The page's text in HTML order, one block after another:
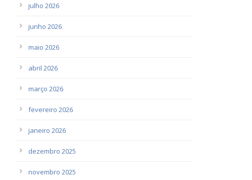
julho 2026
junho 2026
maio 2026
abril 2026
março 2026
fevereiro 2026
janeiro 2026
dezembro 2025
novembro 2025